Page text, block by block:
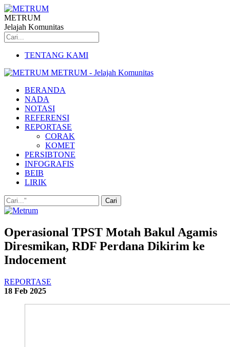
METRUM
Jelajah Komunitas
TENTANG KAMI
METRUM - Jelajah Komunitas
BERANDA
NADA
NOTASI
REFERENSI
REPORTASE
CORAK
KOMET
PERSIBTONE
INFOGRAFIS
BEIB
LIRIK
Operasional TPST Motah Bakul Agamis
Diresmikan, RDF Perdana Dikirim ke
Indocement
REPORTASE
18 Feb 2025